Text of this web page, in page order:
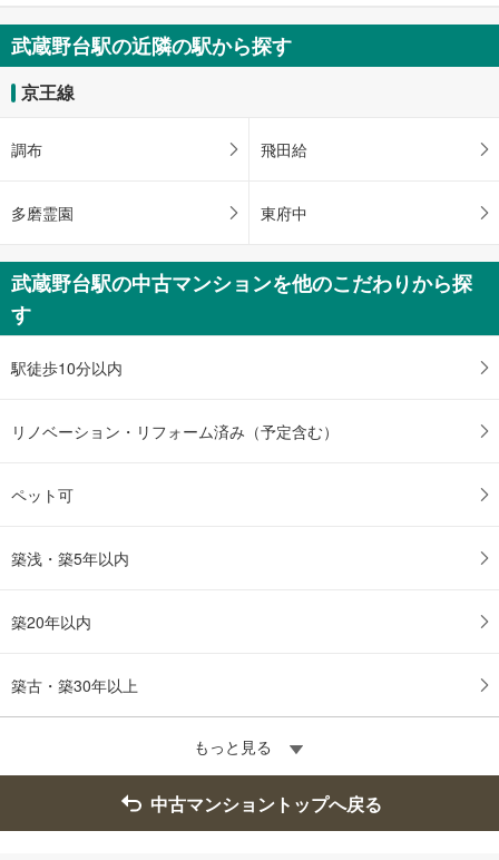
件
を
マ
イ
ー
に
存
す
る
武蔵野台駅の近隣の駅から探す
京王線
調布 飛田給
多磨霊園 東府中
武蔵野台駅の中古マンションを他のこだわりから探
す
駅徒歩10分以内
リノベーション・リフォーム済み（予定含む）
ペット可
築浅・築5年以内
築20年以内
築古・築30年以上
もっと見る
中古マンショントップへ戻る